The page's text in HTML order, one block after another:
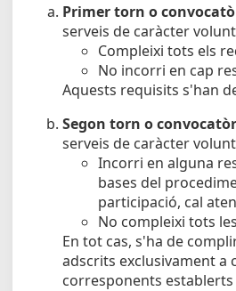
Primer torn o
serveis de caràcter
Compleixi tots els
No incorri en cap
Aquests requisits s'han
Segon torn o
serveis de caràcter
Incorri en alguna
bases del
participació, cal
No compleixi tots
En tot cas, s'ha de
adscrits exclusivament a
corresponents